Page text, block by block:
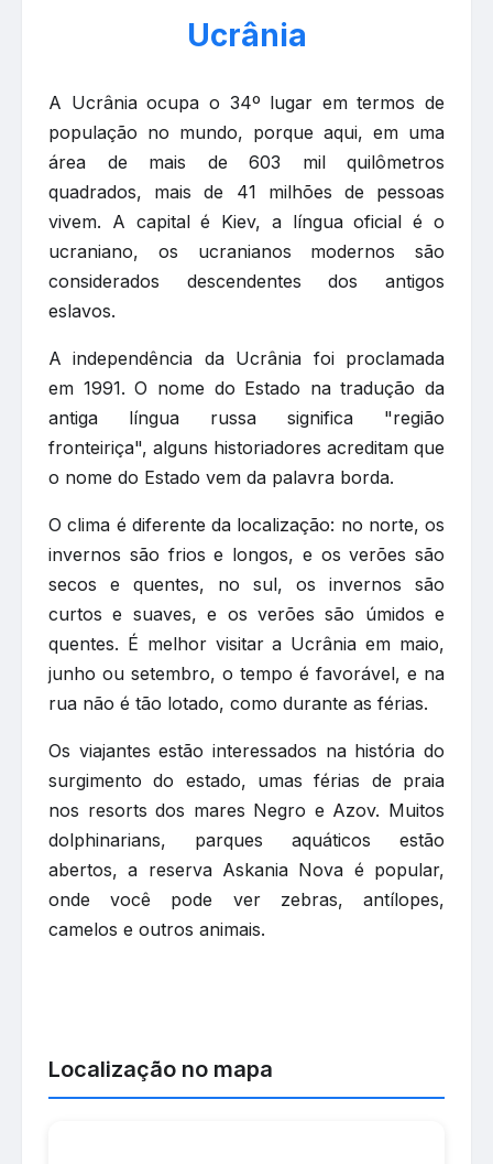
Ucrânia
A Ucrânia ocupa o 34º lugar em termos de
população no mundo, porque aqui, em uma
área de mais de 603 mil quilômetros
quadrados, mais de 41 milhões de pessoas
vivem. A capital é Kiev, a língua oficial é o
ucraniano, os ucranianos modernos são
considerados descendentes dos antigos
eslavos.
A independência da Ucrânia foi proclamada
em 1991. O nome do Estado na tradução da
antiga língua russa significa "região
fronteiriça", alguns historiadores acreditam que
o nome do Estado vem da palavra borda.
O clima é diferente da localização: no norte, os
invernos são frios e longos, e os verões são
secos e quentes, no sul, os invernos são
curtos e suaves, e os verões são úmidos e
quentes. É melhor visitar a Ucrânia em maio,
junho ou setembro, o tempo é favorável, e na
rua não é tão lotado, como durante as férias.
Os viajantes estão interessados na história do
surgimento do estado, umas férias de praia
nos resorts dos mares Negro e Azov. Muitos
dolphinarians, parques aquáticos estão
abertos, a reserva Askania Nova é popular,
onde você pode ver zebras, antílopes,
camelos e outros animais.
Localização no mapa